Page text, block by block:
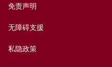
免责声明
无障碍支援
私隐政策